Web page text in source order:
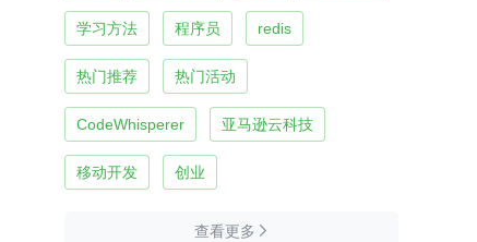
学习方法 程序员 redis
热门推荐 热门活动
CodeWhisperer 亚马逊云科技
移动开发 创业
查看更多 